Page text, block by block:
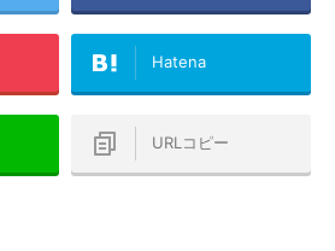
Hatena
URLコピー